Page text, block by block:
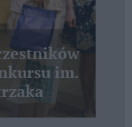
im.